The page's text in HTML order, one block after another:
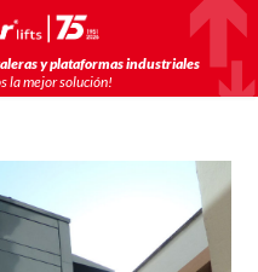
y plataformas industriales
la mejor solución!